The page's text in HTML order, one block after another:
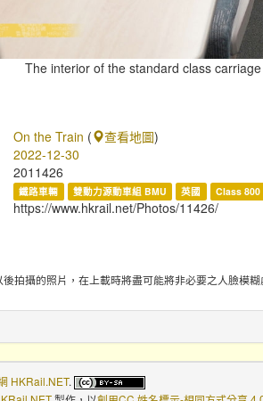
The interior of the standard class
On the Train ( 查看地圖)
2022-12-30
2011426
鐵路車輛 雙動力源動車組 BMU 英國 Class 800
https://www.hkrail.net/Photos/11426/
拍攝的照片，在上載時將盡可能將非必要之人臉模糊
HKRail.NET.